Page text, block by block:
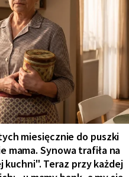
miesięcznie do puszki
mama. Synowa trafiła na
kuchni". Teraz przy każdej